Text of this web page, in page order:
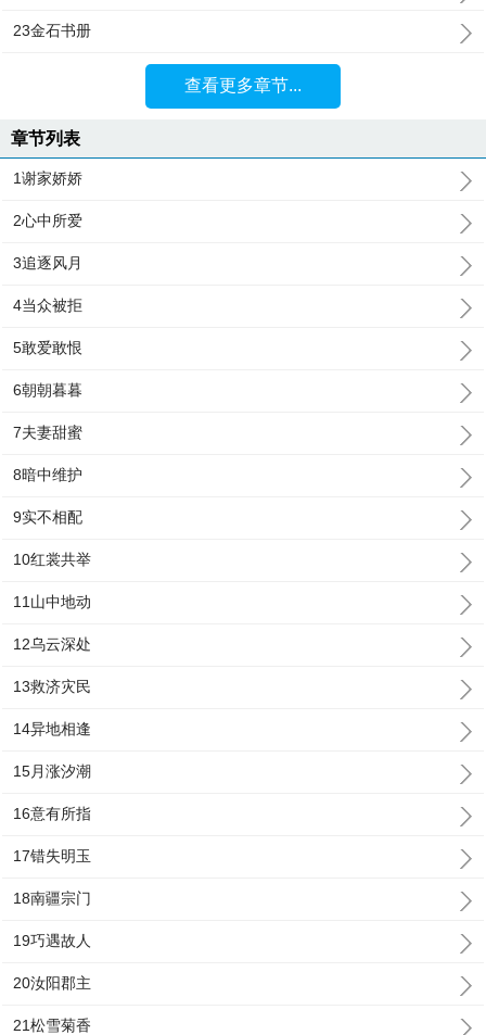
23金石书册
查看更多章节...
章节列表
1谢家娇娇
2心中所爱
3追逐风月
4当众被拒
5敢爱敢恨
6朝朝暮暮
7夫妻甜蜜
8暗中维护
9实不相配
10红裳共举
11山中地动
12乌云深处
13救济灾民
14异地相逢
15月涨汐潮
16意有所指
17错失明玉
18南疆宗门
19巧遇故人
20汝阳郡主
21松雪菊香